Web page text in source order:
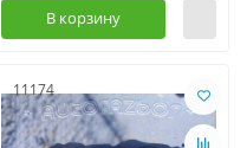
В корзину
11174